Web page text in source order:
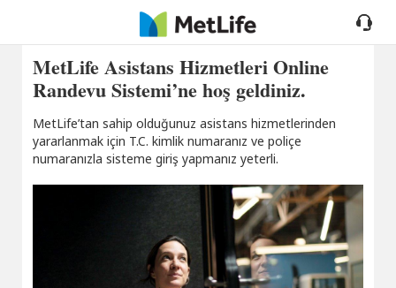
MetLife Asistans Hizmetleri Online
Randevu Sistemi’ne hoş geldiniz.
MetLife’tan sahip olduğunuz asistans hizmetlerinden
yararlanmak için T.C. kimlik numaranız ve poliçe
numaranızla sisteme giriş yapmanız yeterli.